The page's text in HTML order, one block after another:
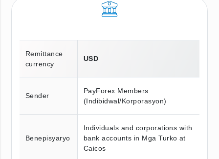
Remittance
currency
USD
Sender
PayForex Members
(Indibidwal/Korporasyon)
Benepisyaryo
Individuals and corporations with
bank accounts in Mga Turko at
Caicos